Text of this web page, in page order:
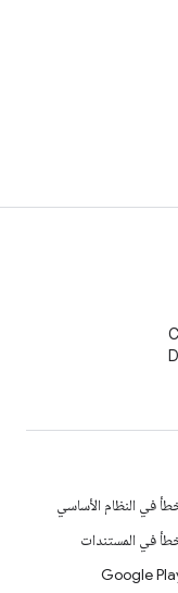
في النظام الأساسي
في المستندات
Google